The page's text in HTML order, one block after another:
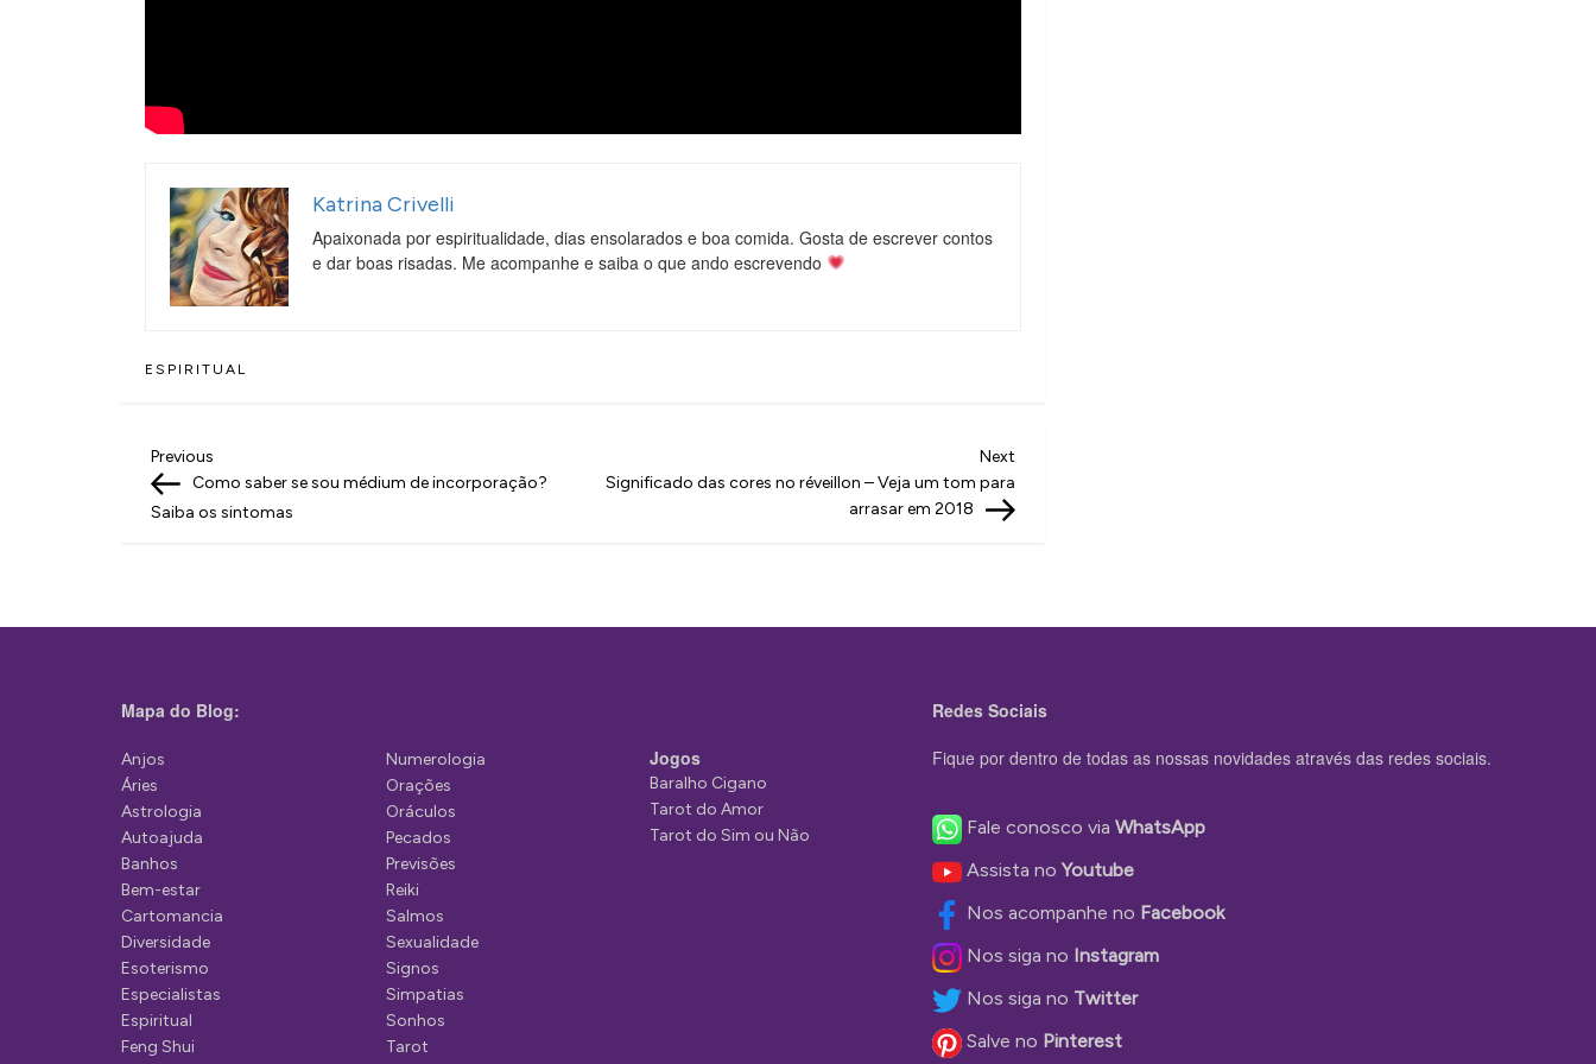
Katrina Crivelli
Apaixonada por espiritualidade, dias ensolarados e boa comida. Gosta de escrever contos
e dar boas risadas. Me acompanhe e saiba o que ando escrevendo
ESPIRITUAL
N
a
g
ç
o
d
e
P
o
s
t
Previous
Post
Previous
Como saber se sou médium de incorporação?
Saiba os sintomas
Next
Significado das cores no réveillon – Veja um tom para
arrasar em 2018
Mapa do Blog:
Anjos
Áries
Astrologia
Autoajuda
Banhos
Bem-estar
Cartomancia
Diversidade
Esoterismo
Especialistas
Espiritual
Feng Shui
Numerologia
Orações
Oráculos
Pecados
Previsões
Reiki
Salmos
Sexualidade
Signos
Simpatias
Sonhos
Tarot
Jogos
Baralho Cigano
Tarot do Amor
Tarot do Sim ou Não
Redes Sociais
Fique por dentro de todas as nossas novidades através das redes sociais.
Fale conosco via WhatsApp
Assista noYoutube
Nos acompanhe no Facebook
Nos siga no Instagram
Nos siga no Twitter
Salve no Pinterest